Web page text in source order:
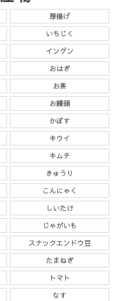
厚揚げ
いちじく
インゲン
おはぎ
お茶
お饅頭
かぼす
キウイ
キムチ
きゅうり
こんにゃく
しいたけ
じゃがいも
スナックエンドウ豆
たまねぎ
トマト
なす